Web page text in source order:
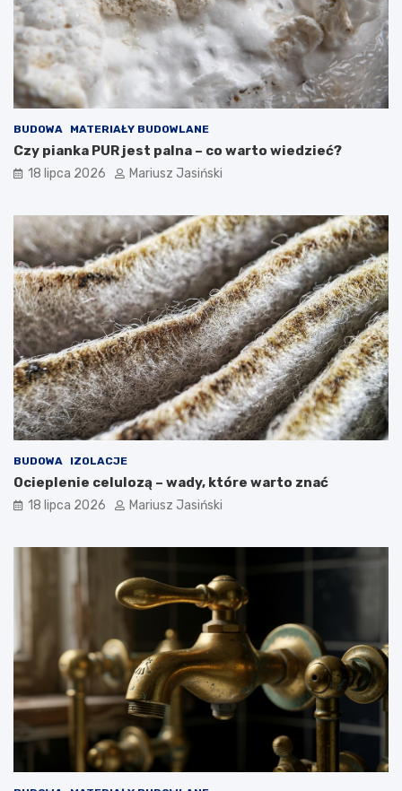
BUDOWA MATERIAŁY BUDOWLANE
Czy pianka PUR jest palna – co warto wiedzieć?
18 lipca 2026 Mariusz Jasiński
BUDOWA IZOLACJE
Ocieplenie celulozą – wady, które warto znać
18 lipca 2026 Mariusz Jasiński